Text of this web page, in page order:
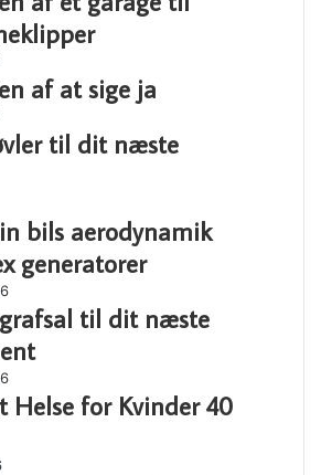
af at sige ja
til dit næste
bils aerodynamik
generatorer
til dit næste
Helse for Kvinder 40